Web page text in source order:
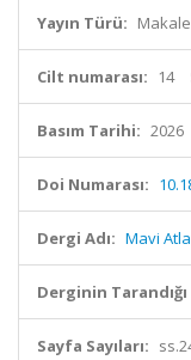
Yayın Türü:
Cilt numarası: 14
Basım Tarihi: 2026
Doi Numarası:
Dergi Adı: Mavi
Derginin
Sayfa Sayıları: